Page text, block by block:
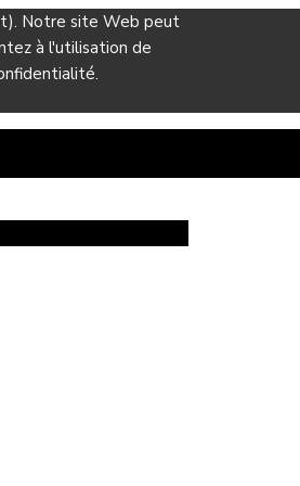
Notre site Web peut
à l'utilisation de